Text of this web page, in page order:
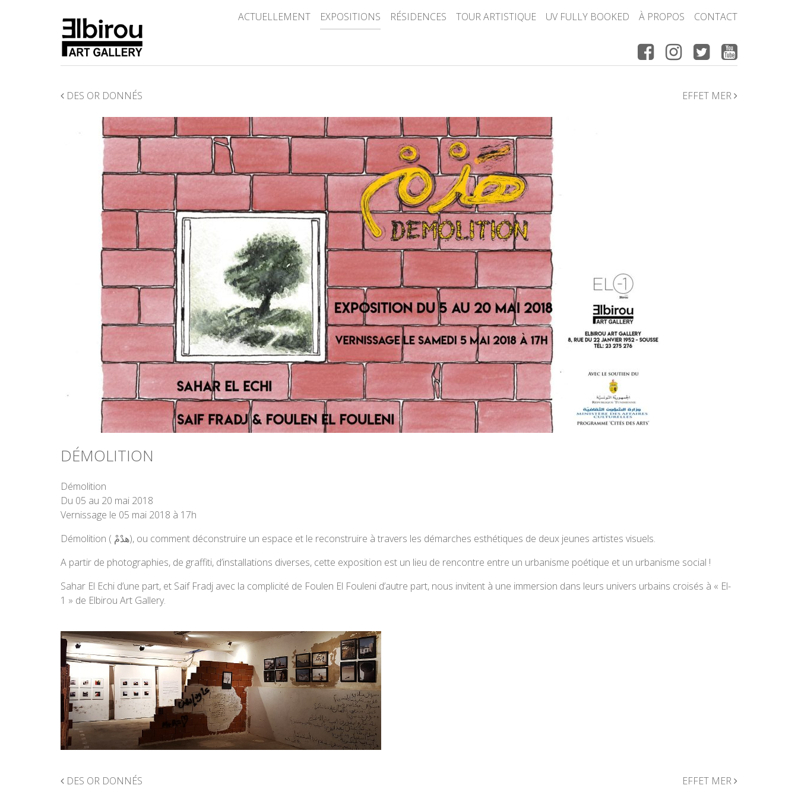
ACTUELLEMENT EXPOSITIONS RÉSIDENCES TOUR ARTISTIQUE UV FULLY BOOKED À PROPOS CONTACT
NAVIGATION
DES OR DONNÉS EFFET MER
DÉMOLITION
Démolition
Du 05 au 20 mai 2018
Vernissage le 05 mai 2018 à 17h
Démolition ( هدْمْ), ou comment déconstruire un espace et le reconstruire à travers les démarches esthétiques de deux jeunes artistes visuels.
A partir de photographies, de graffiti, d’installations diverses, cette exposition est un lieu de rencontre entre un urbanisme poétique et un urbanisme social !
Sahar El Echi d’une part, et Saif Fradj avec la complicité de Foulen El Fouleni d’autre part, nous invitent à une immersion dans leurs univers urbains croisés à « El-
1 » de Elbirou Art Gallery.
NAVIGATION
DES OR DONNÉS EFFET MER